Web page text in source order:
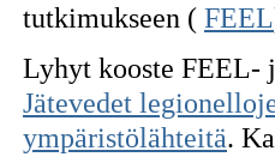
tutkimukseen ( FEEL
Lyhyt kooste FEEL-
Jätevedet
ympäristölähteitä.